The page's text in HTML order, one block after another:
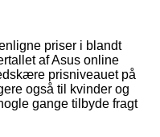
priser i blandt
af Asus online
prisniveauet på
også til kvinder og
gange tilbyde fragt